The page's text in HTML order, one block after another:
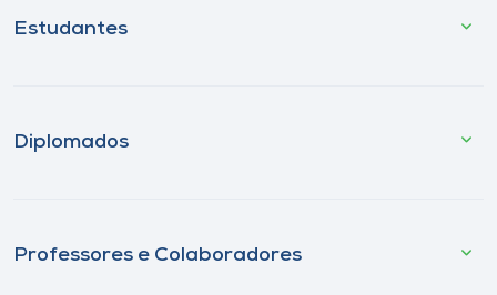
Estudantes
Diplomados
Professores e Colaboradores